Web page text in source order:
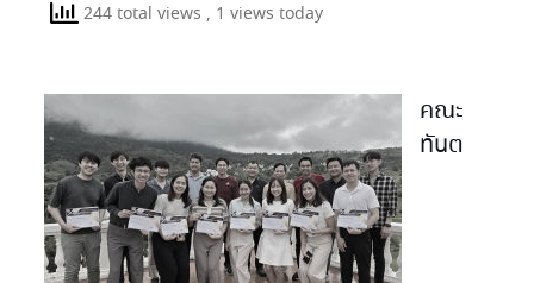
244 total views , 1 views today
คณะ
ทันต